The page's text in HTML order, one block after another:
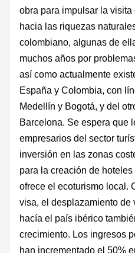
obra para impulsar la
hacia las riquezas
colombiano, algunas de
muchos años por
así como actualmente
España y Colombia, con
Medellín y Bogotá, y del
Barcelona. Se espera que
empresarios del sector
inversión en las zonas
para la creación de
ofrece el ecoturismo local.
visa, el desplazamiento
hacía el país ibérico
crecimiento. Los ingresos
han incrementado el 50%